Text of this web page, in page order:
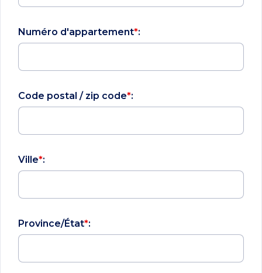
Numéro d'appartement*:
Code postal / zip code*:
Ville*:
Province/État*: